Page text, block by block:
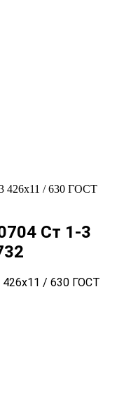
/ 630 ГОСТ
Ст 1-3
/ 630 ГОСТ